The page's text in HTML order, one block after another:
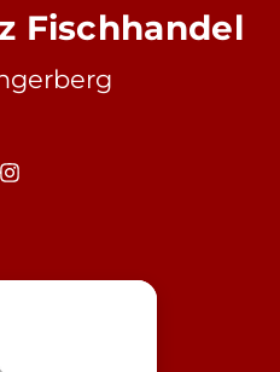
Fischhandel